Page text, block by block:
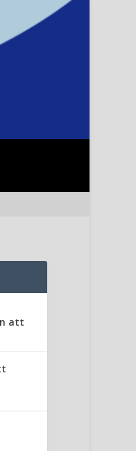
att